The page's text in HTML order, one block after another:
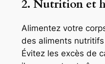
2. Nutrition et
Alimentez votre
des aliments nutritifs
Évitez les excès de